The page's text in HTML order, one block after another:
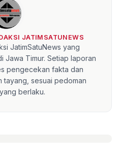
JATIMSATUNEWS
JatimSatuNews yang
Jawa Timur. Setiap laporan
pengecekan fakta dan
tayang, sesuai pedoman
berlaku.